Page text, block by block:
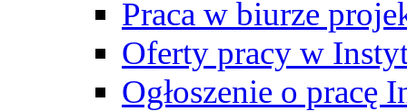
Praca w biurze
Oferty pracy w
Ogłoszenie o pracę